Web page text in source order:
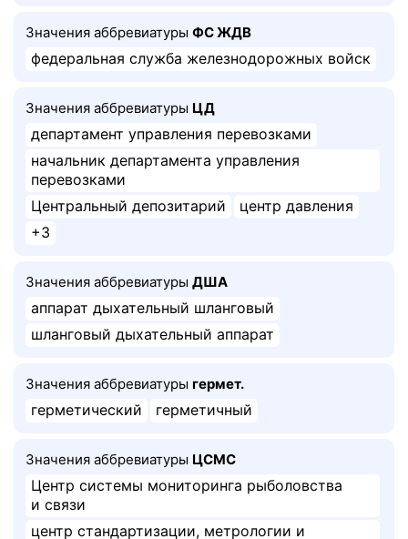
Значения аббревиатуры ФС ЖДВ
федеральная служба железнодорожных войск
Значения аббревиатуры ЦД
департамент управления перевозками
начальник департамента управления
перевозками
Центральный депозитарий
центр давления
+3
Значения аббревиатуры ДША
аппарат дыхательный шланговый
шланговый дыхательный аппарат
Значения аббревиатуры гермет.
герметический герметичный
Значения аббревиатуры ЦСМС
Центр системы мониторинга рыболовства
и связи
центр стандартизации, метрологии и